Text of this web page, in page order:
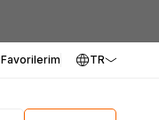
Favorilerim TR